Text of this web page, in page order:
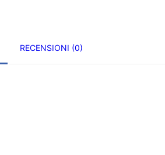
RECENSIONI (0)